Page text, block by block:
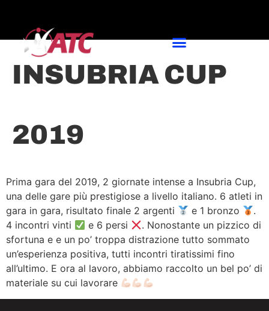
INSUBRIA CUP
2019
Prima gara del 2019, 2 giornate intense a Insubria Cup,
una delle gare più prestigiose a livello italiano. 6 atleti in
gara in gara, risultato finale 2 argenti
e 1 bronzo
.
4 incontri vinti
e 6 persi
. Nonostante un pizzico di
sfortuna e e un po’ troppa distrazione tutto sommato
un’esperienza positiva, tutti incontri tiratissimi fino
all’ultimo. E ora al lavoro, abbiamo raccolto un bel po’ di
materiale su cui lavorare